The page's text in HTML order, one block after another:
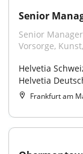
Senior
Senior
Vorsorge,
Helvetia
Helvetia
Frankfurt am